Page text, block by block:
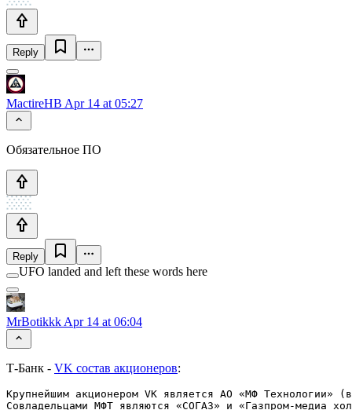
Reply
MactireHB Apr 14 at 05:27
Обязательное ПО
Reply
UFO landed and left these words here
MrBotikkk Apr 14 at 06:04
Т-Банк - VK состав акционеров:
Крупнейшим акционером VK является АО «МФ Технологии»
Совладельцами МФТ являются «СОГАЗ» и «Газпром-медиа